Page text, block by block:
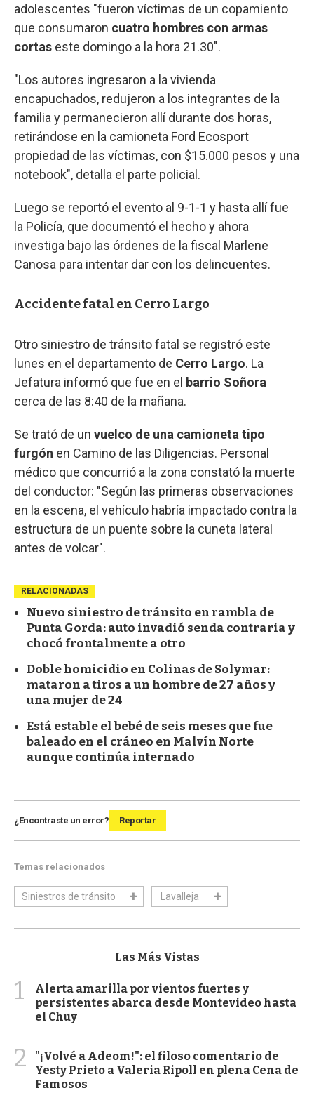
adolescentes "fueron víctimas de un copamiento
que consumaron cuatro hombres con armas
cortas este domingo a la hora 21.30".
"Los autores ingresaron a la vivienda
encapuchados, redujeron a los integrantes de la
familia y permanecieron allí durante dos horas,
retirándose en la camioneta Ford Ecosport
propiedad de las víctimas, con $15.000 pesos y una
notebook", detalla el parte policial.
Luego se reportó el evento al 9-1-1 y hasta allí fue
la Policía, que documentó el hecho y ahora
investiga bajo las órdenes de la fiscal Marlene
Canosa para intentar dar con los delincuentes.
Accidente fatal en Cerro Largo
Otro siniestro de tránsito fatal se registró este
lunes en el departamento de Cerro Largo. La
Jefatura informó que fue en el barrio Soñora
cerca de las 8:40 de la mañana.
Se trató de un vuelco de una camioneta tipo
furgón en Camino de las Diligencias. Personal
médico que concurrió a la zona constató la muerte
del conductor: "Según las primeras observaciones
en la escena, el vehículo habría impactado contra la
estructura de un puente sobre la cuneta lateral
antes de volcar".
RELACIONADAS
Nuevo siniestro de tránsito en rambla de
Punta Gorda: auto invadió senda contraria y
chocó frontalmente a otro
Doble homicidio en Colinas de Solymar:
mataron a tiros a un hombre de 27 años y
una mujer de 24
Está estable el bebé de seis meses que fue
baleado en el cráneo en Malvín Norte
aunque continúa internado
¿Encontraste un error? Reportar
Temas relacionados
Siniestros de tránsito Lavalleja
Las Más Vistas
1
Alerta amarilla por vientos fuertes y
persistentes abarca desde Montevideo hasta
el Chuy
2
"¡Volvé a Adeom!": el filoso comentario de
Yesty Prieto a Valeria Ripoll en plena Cena de
Famosos